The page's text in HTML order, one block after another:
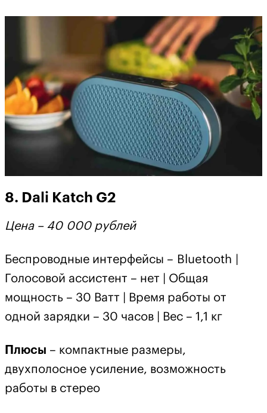
8. Dali Katch G2
Цена – 40 000 рублей
Беспроводные интерфейсы – Bluetooth |
Голосовой ассистент – нет | Общая
мощность – 30 Ватт | Время работы от
одной зарядки – 30 часов | Вес – 1,1 кг
Плюсы – компактные размеры,
двухполосное усиление, возможность
работы в стерео